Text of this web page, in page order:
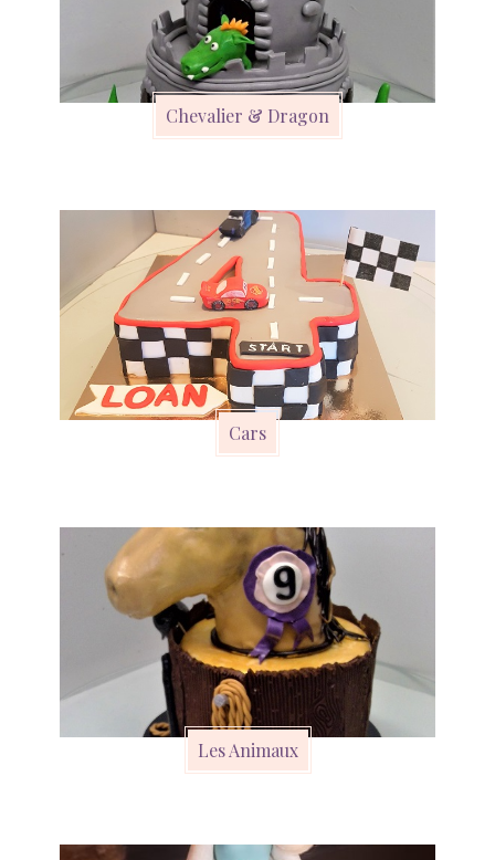
Chevalier & Dragon
Cars
Les Animaux